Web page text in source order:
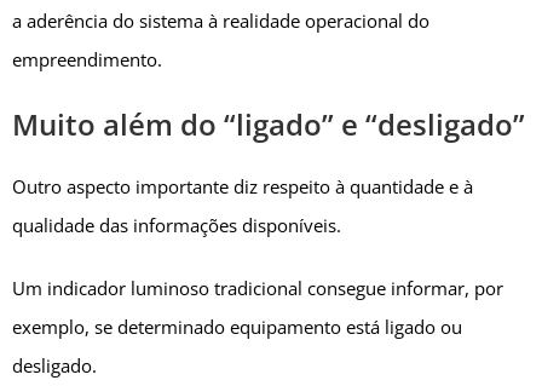
a aderência do sistema à realidade operacional do
empreendimento.
Muito além do “ligado” e “desligado”
Outro aspecto importante diz respeito à quantidade e à
qualidade das informações disponíveis.
Um indicador luminoso tradicional consegue informar, por
exemplo, se determinado equipamento está ligado ou
desligado.